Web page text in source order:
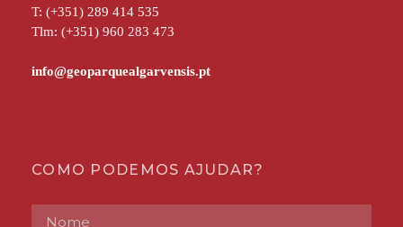
T: (+351) 289 414 535
Tlm: (+351) 960 283 473
COMO PODEMOS AJUDAR?